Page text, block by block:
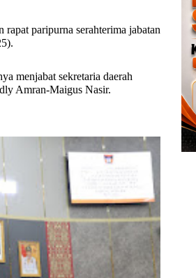
paripurna serahterima jabatan
menjabat sekretaria daerah
Amran-Maigus Nasir.